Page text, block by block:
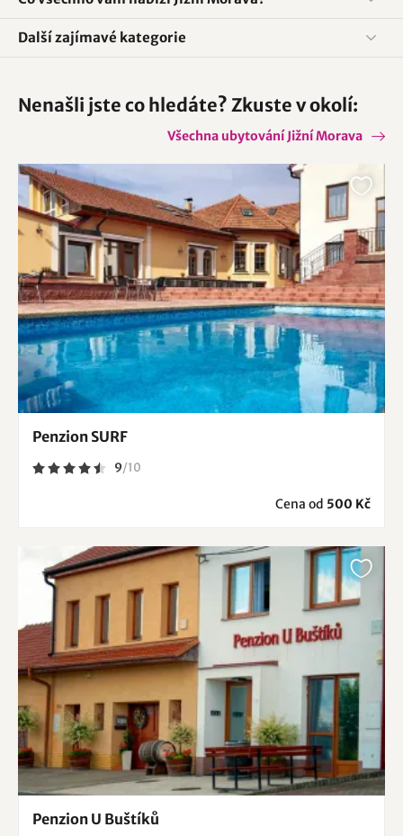
Další zajímavé kategorie
Nenašli jste co hledáte? Zkuste v okolí:
Všechna ubytování Jižní Morava
Penzion SURF
9/10
Cena od 500 Kč
Penzion U Buštíků